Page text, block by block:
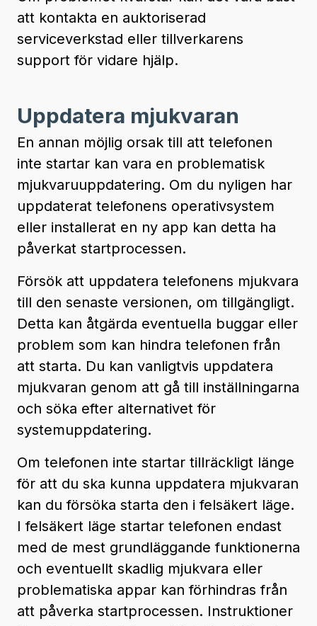
att kontakta en auktoriserad
serviceverkstad eller tillverkarens
support för vidare hjälp.
Uppdatera mjukvaran
En annan möjlig orsak till att telefonen
inte startar kan vara en problematisk
mjukvaruuppdatering. Om du nyligen har
uppdaterat telefonens operativsystem
eller installerat en ny app kan detta ha
påverkat startprocessen.
Försök att uppdatera telefonens mjukvara
till den senaste versionen, om tillgängligt.
Detta kan åtgärda eventuella buggar eller
problem som kan hindra telefonen från
att starta. Du kan vanligtvis uppdatera
mjukvaran genom att gå till inställningarna
och söka efter alternativet för
systemuppdatering.
Om telefonen inte startar tillräckligt länge
för att du ska kunna uppdatera mjukvaran
kan du försöka starta den i felsäkert läge.
I felsäkert läge startar telefonen endast
med de mest grundläggande funktionerna
och eventuellt skadlig mjukvara eller
problematiska appar kan förhindras från
att påverka startprocessen. Instruktioner